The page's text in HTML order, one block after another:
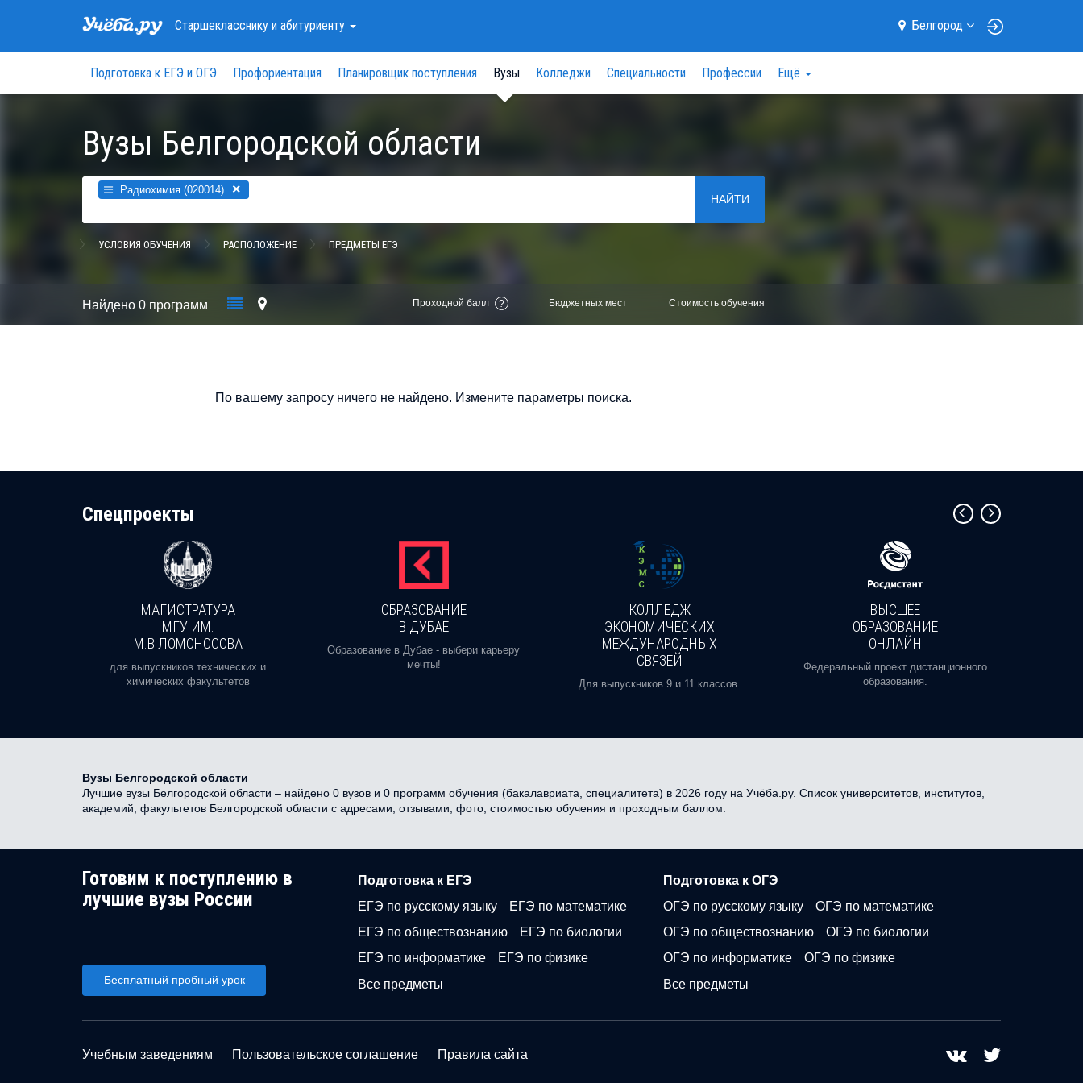
Старшеклассникуи абитуриенту Белгород
Подготовка к ЕГЭ и ОГЭ Профориентация Планировщик поступления Вузы Колледжи Специальности Профессии Ещё
Вузы Белгородской области
Радиохимия (020014) ×
НАЙТИ
УСЛОВИЯ ОБУЧЕНИЯ РАСПОЛОЖЕНИЕ ПРЕДМЕТЫ ЕГЭ
Найдено 0 программ Проходной балл ? Бюджетных мест Стоимость обучения
По вашему запросу ничего не найдено. Измените параметры поиска.
Cпецпроекты
МАГИСТРАТУРА
МГУ ИМ.
М.В.ЛОМОНОСОВА
для выпускников технических и
химических факультетов
ОБРАЗОВАНИЕ
В ДУБАЕ
Образование в Дубае - выбери карьеру
мечты!
КОЛЛЕДЖ
ЭКОНОМИЧЕСКИХ
МЕЖДУНАРОДНЫХ
СВЯЗЕЙ
Для выпускников 9 и 11 классов.
ВЫСШЕЕ
ОБРАЗОВАНИЕ
ОНЛАЙН
Федеральный проект дистанционного
образования.
Вузы Белгородской области
Лучшие вузы Белгородской области – найдено 0 вузов и 0 программ обучения (бакалавриата, специалитета) в 2026 году на Учёба.ру. Список университетов, институтов,
академий, факультетов Белгородской области с адресами, отзывами, фото, стоимостью обучения и проходным баллом.
Готовим к поступлению в
лучшие вузы России
Бесплатный пробный урок
Подготовка к ЕГЭ
ЕГЭ по русскому языку
ЕГЭ по математике
ЕГЭ по обществознанию
ЕГЭ по биологии
ЕГЭ по информатике
ЕГЭ по физике
Все предметы
Подготовка к ОГЭ
ОГЭ по русскому языку
ОГЭ по математике
ОГЭ по обществознанию
ОГЭ по биологии
ОГЭ по информатике
ОГЭ по физике
Все предметы
Учебным заведениям Пользовательское соглашение Правила сайта